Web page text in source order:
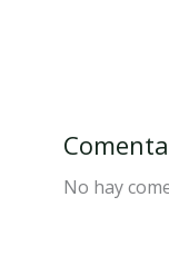
No hay